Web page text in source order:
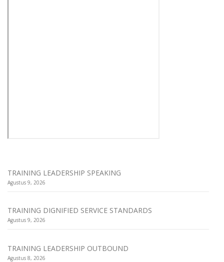
TRAINING LEADERSHIP SPEAKING
Agustus 9, 2026
TRAINING DIGNIFIED SERVICE STANDARDS
Agustus 9, 2026
TRAINING LEADERSHIP OUTBOUND
Agustus 8, 2026